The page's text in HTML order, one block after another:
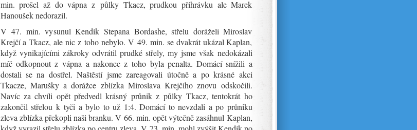
min. prošel až do vápna z půlky Tkacz, prudkou přihrávku ale Marek
Hanoušek nedorazil.
V 47. min. vysunul Kendík Stepana Bordashe, střelu doráželi Miroslav
Krejčí a Tkacz, ale nic z toho nebylo. V 49. min. se dvakrát ukázal Kaplan,
když vynikajícími zákroky odvrátil prudké střely, my jsme však nedokázali
míč odkopnout z vápna a nakonec z toho byla penalta. Domácí snížili a
dostali se na dostřel. Naštěstí jsme zareagovali útočně a po krásné akci
Tkacze, Marušky a dorážce zblízka Miroslava Krejčího znovu odskočili.
Navíc za chvíli opět předvedl krásný průnik z půlky Tkacz, tentokrát ho
zakončil střelou k tyči a bylo to už 1:4. Domácí to nevzdali a po průniku
zleva zblízka překopli naši branku. V 66. min. opět výtečně zasáhnul Kaplan,